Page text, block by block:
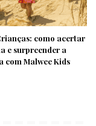
como acertar
e surpreender a
com Malwee Kids